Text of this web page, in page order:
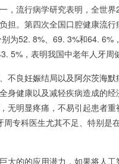
，流行病学研究表明，全世
担。第四次全国口腔健康流
为52. 8%、69. 3%和64. 6%
5%，表明我国中老年人牙周
、不良妊娠结局以及阿尔茨海默
健康以及减轻疾病造成的经
无明显疼痛，不易引起患者
专科医生尤其不足、特别是
大的的应用潜力，如果将人